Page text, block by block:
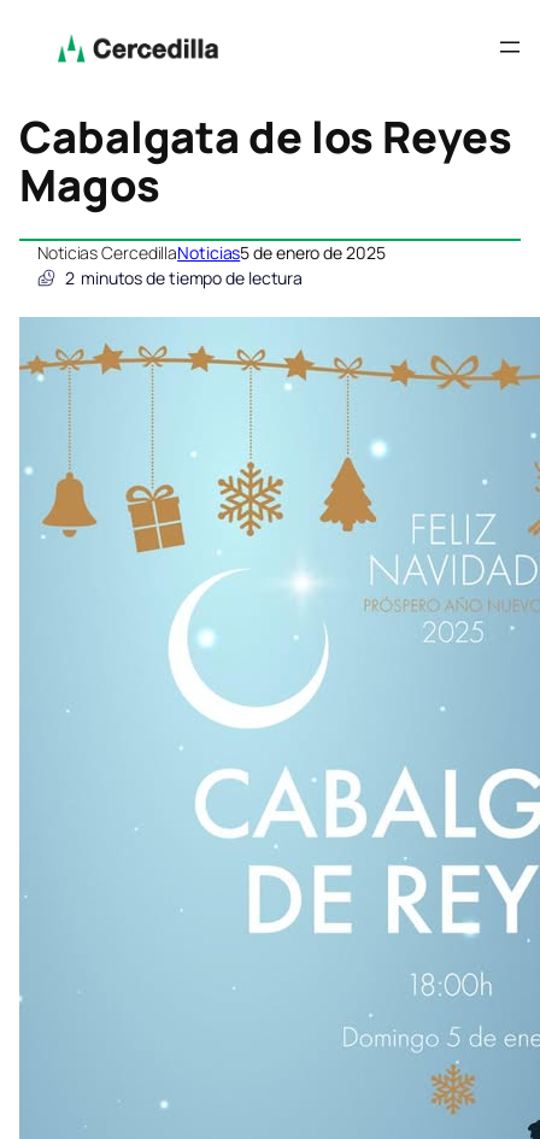
Cabalgata de los Reyes
Magos
Noticias CercedillaNoticias5 de enero de 2025
2 minutos de tiempo de lectura